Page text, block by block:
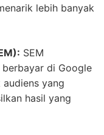
lebih banyak
SEM
di Google
yang
hasil yang